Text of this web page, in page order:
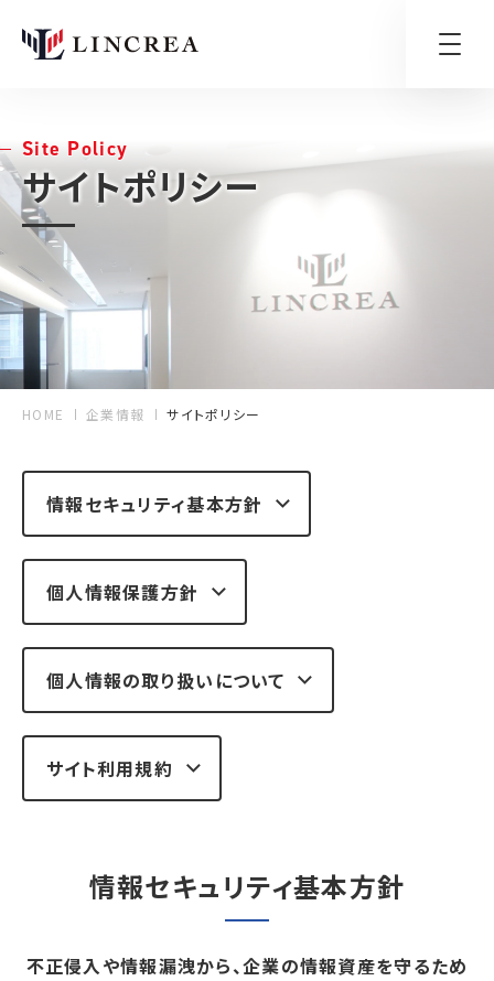
HOME 企業情報 サイトポリシー
Site Policy
サイトポリシー
情報セキュリティ基本方針
個人情報保護方針
個人情報の取り扱いについて
サイト利用規約
情報セキュリティ基本方針
不正侵入や情報漏洩から、企業の情報資産を守るため